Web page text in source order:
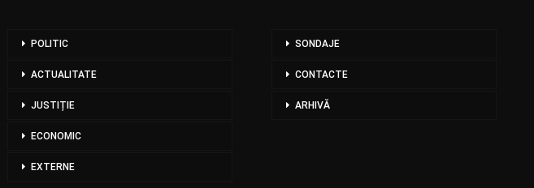
POLITIC
ACTUALITATE
JUSTIȚIE
ECONOMIC
EXTERNE
SONDAJE
CONTACTE
ARHIVĂ